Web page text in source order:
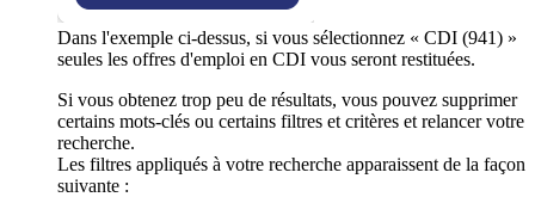
Dans l'exemple ci-dessus, si vous sélectionnez « CDI (941) »
seules les offres d'emploi en CDI vous seront restituées.
Si vous obtenez trop peu de résultats, vous pouvez supprimer
certains mots-clés ou certains filtres et critères et relancer votre
recherche.
Les filtres appliqués à votre recherche apparaissent de la façon
suivante :